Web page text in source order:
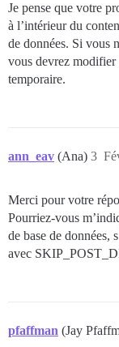
Je pense que votre
à l’intérieur du
de données. Si vous
vous devrez modifier
temporaire.
ann_eav (Ana) 3
Merci pour votre
Pourriez-vous
de base de données,
avec
pfaffman (Jay